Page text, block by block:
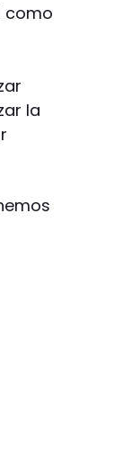
como
la